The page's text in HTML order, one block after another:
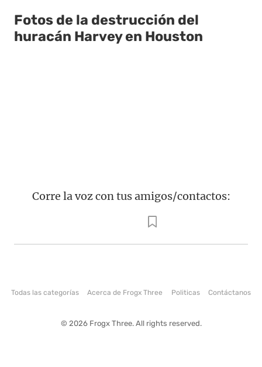
Fotos de la destrucción del
huracán Harvey en Houston
Corre la voz con tus amigos/contactos:
Todas las categorías Acerca de Frogx Three Politicas Contáctanos
© 2026 Frogx Three. All rights reserved.